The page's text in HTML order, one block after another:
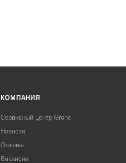
КОМПАНИЯ
Сервисный центр Grohe
Новости
Отзывы
Вакансии